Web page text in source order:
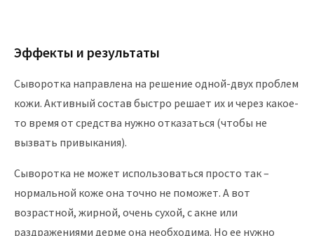
Эффекты и результаты
Сыворотка направлена на решение одной-двух проблем
кожи. Активный состав быстро решает их и через какое-
то время от средства нужно отказаться (чтобы не
вызвать привыкания).
Сыворотка не может использоваться просто так –
нормальной коже она точно не поможет. А вот
возрастной, жирной, очень сухой, с акне или
раздражениями дерме она необходима. Но ее нужно